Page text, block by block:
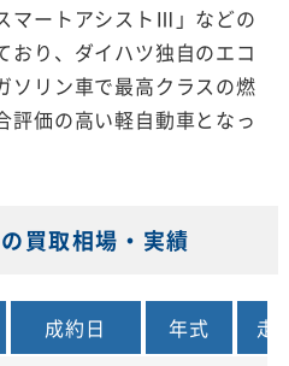
マートアシストⅢ」などの
おり、ダイハツ独自のエコ
ソリン車で最高クラスの燃
評価の高い軽自動車となっ
買取相場・実績
成約日 年式
走